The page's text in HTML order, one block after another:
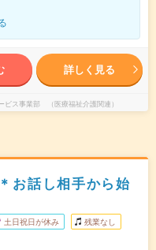
詳しく見る
ス事業部 （医療福祉介護関連）
お話し相手から始
土日祝日が休み 残業なし